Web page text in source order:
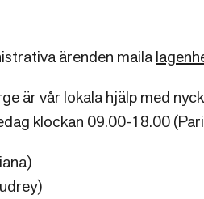
ärenden maila
är vår lokala hjälp med
klockan 09.00-18.00